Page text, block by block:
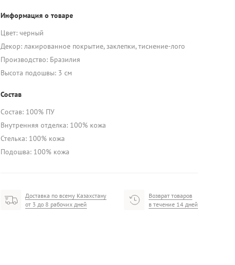
Информация о товаре
Цвет: черный
Декор: лакированное покрытие, заклепки, тиснение-лого
Производство: Бразилия
Высота подошвы: 3 см
Состав
Состав: 100% ПУ
Внутренняя отделка: 100% кожа
Стелька: 100% кожа
Подошва: 100% кожа
Доставка по всему Казахстану
от 3 до 8 рабочих дней
Возврат товаров
в течение 14 дней